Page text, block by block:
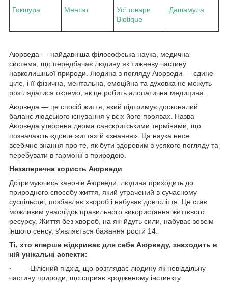
Гокшура Ментат
Усі товари
Biotique
Дашамула
Аюрведа — найдавніша філософська наука, медична
система, що передбачає людину як тижневу частину
навколишньої природи. Людина з погляду Аюрведи — єдине
ціле, і її фізична, ментальна, емоційна та духовка не можуть
розглядатися окремо, як це робить алопатична медицина.
Аюрведа — це спосіб життя, який підтримує досконалий
баланс людського існування у всіх його проявах. Назва
Аюрведа утворена двома санскритськими термінами, що
позначають «довге життя» й «знання». Ця наука несе
всебічне знання про те, як бути здоровим з усякого погляду та
перебувати в гармонії з природою.
Незаперечна користь Аюрведи
Дотримуючись канонів Аюрведи, людина приходить до
природного способу життя, який утрачений в сучасному
суспільстві, позбавляє хвороб і набуває довголіття. Це стає
можливим унаслідок правильного використання життєвого
ресурсу. Життя без хвороб, на які йдуть сили, набуває зовсім
іншого сенсу, з'являється бажання рости 14.
Ті, хто вперше відкриває для себе Аюрведу, знаходить в
ній унікальні аспекти:
· Цілісний підхід, що розглядає людину як невіддільну
частину природи, що сприяє вродженому інстинкту